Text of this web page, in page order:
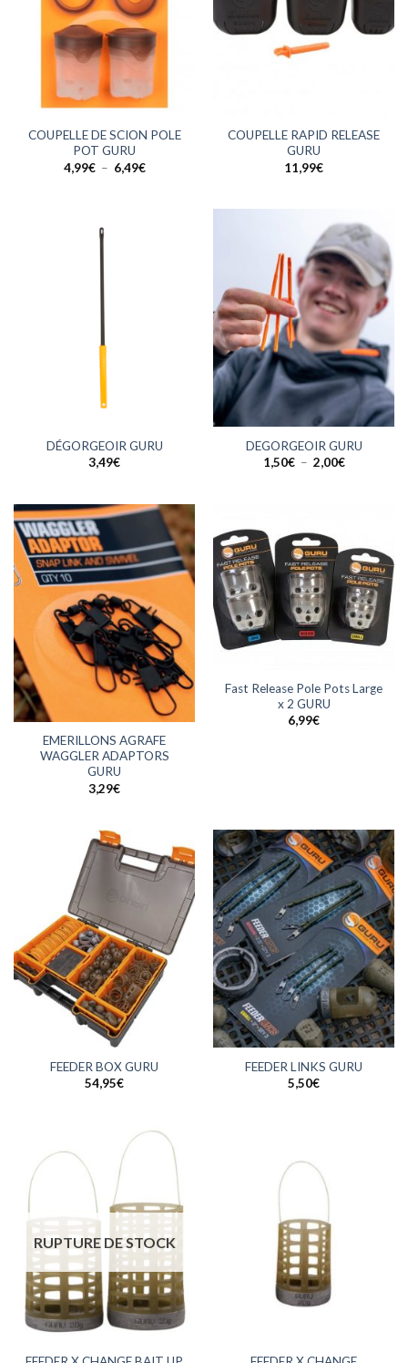
COUPELLE DE SCION POLE
POT GURU
4,99€ – 6,49€Plage
COUPELLE RAPID RELEASE
GURU
11,99€
DÉGORGEOIR GURU
3,49€
DEGORGEOIR GURU
1,50€ – 2,00€Plage
EMERILLONS AGRAFE
WAGGLER ADAPTORS
GURU
3,29€
Fast Release Pole Pots Large
x 2 GURU
6,99€
FEEDER BOX GURU
54,95€
FEEDER LINKS GURU
5,50€
RUPTURE DE STOCK